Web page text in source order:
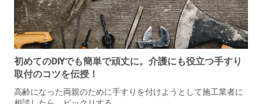
初めてのDIYでも簡単で頑丈に。介護にも役立つ手すり
取付のコツを伝授！
高齢になった両親のために手すりを付けようとして施工業者に